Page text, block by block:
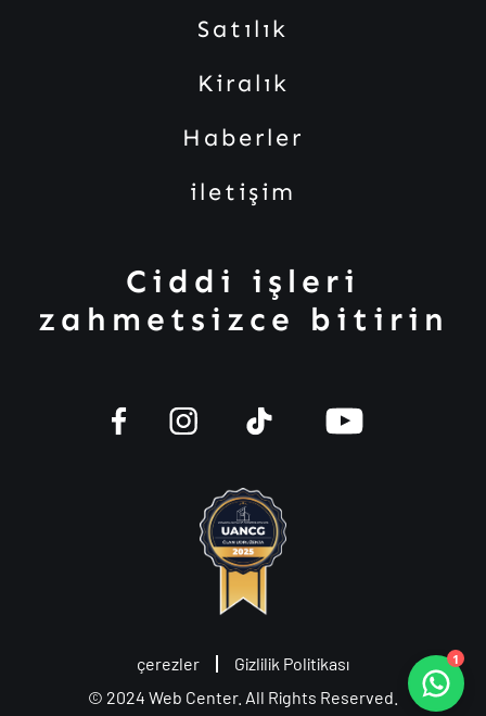
Satılık
Kiralık
Haberler
iletişim
Ciddi işleri
zahmetsizce bitirin
© 2024 Web Center. All Rights Reserved.
çerezler Gizlilik Politikası 1